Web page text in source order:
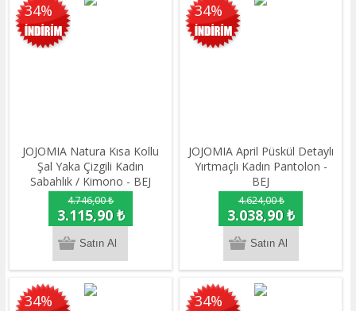
34%
JOJOMIA Natura Kısa Kollu
Şal Yaka Çizgili Kadın
Sabahlık / Kimono - BEJ
4.746,00 ₺
3.115,90 ₺
34%
JOJOMIA April Püskül Detaylı
Yırtmaçlı Kadın Pantolon -
BEJ
4.624,00 ₺
3.038,90 ₺
34% 34%